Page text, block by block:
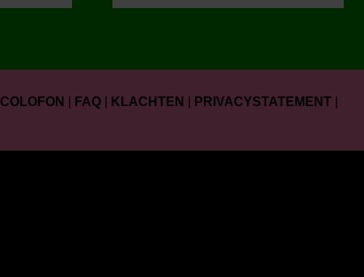
COLOFON FAQ KLACHTEN PRIVACYSTATEMENT